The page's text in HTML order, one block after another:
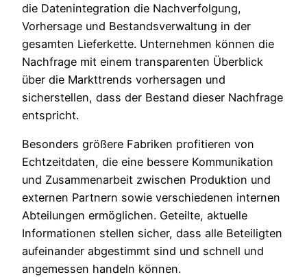
die Datenintegration die Nachverfolgung,
Vorhersage und Bestandsverwaltung in der
gesamten Lieferkette. Unternehmen können die
Nachfrage mit einem transparenten Überblick
über die Markttrends vorhersagen und
sicherstellen, dass der Bestand dieser Nachfrage
entspricht.
Besonders größere Fabriken profitieren von
Echtzeitdaten, die eine bessere Kommunikation
und Zusammenarbeit zwischen Produktion und
externen Partnern sowie verschiedenen internen
Abteilungen ermöglichen. Geteilte, aktuelle
Informationen stellen sicher, dass alle Beteiligten
aufeinander abgestimmt sind und schnell und
angemessen handeln können.